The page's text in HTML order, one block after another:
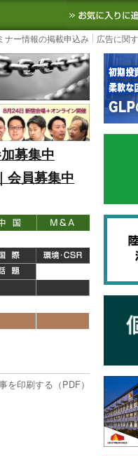
トなど国内外の最新の
ナー情報の掲載申込み 広告に関
募集中
会員募集中
を印刷する（PDF）